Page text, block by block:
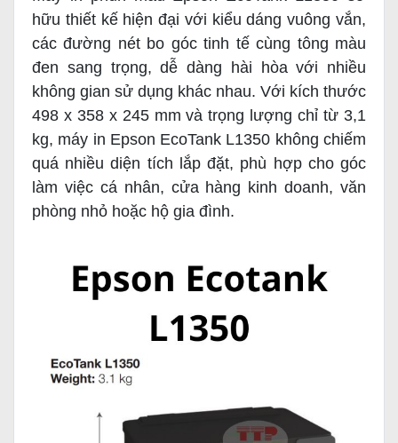
hữu thiết kế hiện đại với kiểu dáng vuông vắn,
các đường nét bo góc tinh tế cùng tông màu
đen sang trọng, dễ dàng hài hòa với nhiều
không gian sử dụng khác nhau. Với kích thước
498 x 358 x 245 mm và trọng lượng chỉ từ 3,1
kg, máy in Epson EcoTank L1350 không chiếm
quá nhiều diện tích lắp đặt, phù hợp cho góc
làm việc cá nhân, cửa hàng kinh doanh, văn
phòng nhỏ hoặc hộ gia đình.